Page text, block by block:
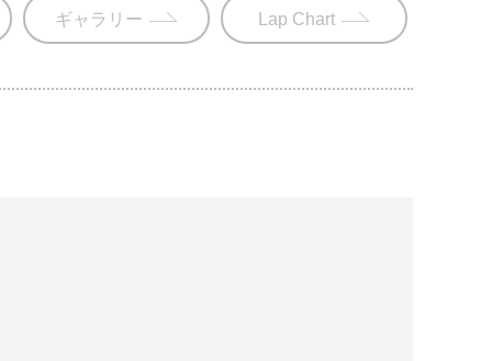
ギャラリー Lap Chart